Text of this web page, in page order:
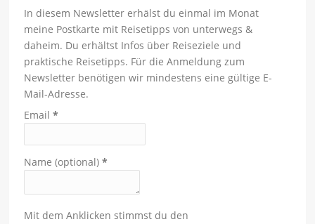
In diesem Newsletter erhälst du einmal im Monat
meine Postkarte mit Reisetipps von unterwegs &
daheim. Du erhältst Infos über Reiseziele und
praktische Reisetipps. Für die Anmeldung zum
Newsletter benötigen wir mindestens eine gültige E-
Mail-Adresse.
Email*
Name (optional)*
Mit dem Anklicken stimmst du den